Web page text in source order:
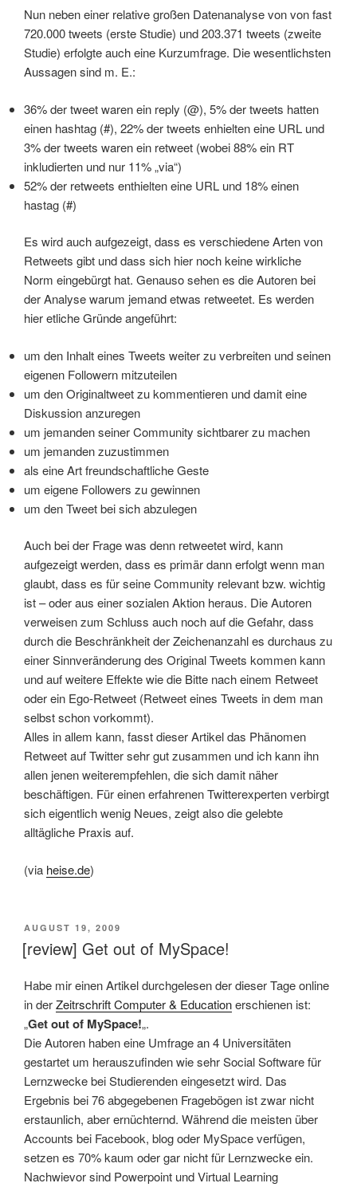
Nun neben einer relative großen Datenanalyse von von fast
720.000 tweets (erste Studie) und 203.371 tweets (zweite
Studie) erfolgte auch eine Kurzumfrage. Die wesentlichsten
Aussagen sind m. E.:
36% der tweet waren ein reply (@), 5% der tweets hatten
einen hashtag (#), 22% der tweets enhielten eine URL und
3% der tweets waren ein retweet (wobei 88% ein RT
inkludierten und nur 11% „via“)
52% der retweets enthielten eine URL und 18% einen
hastag (#)
Es wird auch aufgezeigt, dass es verschiedene Arten von
Retweets gibt und dass sich hier noch keine wirkliche
Norm eingebürgt hat. Genauso sehen es die Autoren bei
der Analyse warum jemand etwas retweetet. Es werden
hier etliche Gründe angeführt:
um den Inhalt eines Tweets weiter zu verbreiten und seinen
eigenen Followern mitzuteilen
um den Originaltweet zu kommentieren und damit eine
Diskussion anzuregen
um jemanden seiner Community sichtbarer zu machen
um jemanden zuzustimmen
als eine Art freundschaftliche Geste
um eigene Followers zu gewinnen
um den Tweet bei sich abzulegen
Auch bei der Frage was denn retweetet wird, kann
aufgezeigt werden, dass es primär dann erfolgt wenn man
glaubt, dass es für seine Community relevant bzw. wichtig
ist – oder aus einer sozialen Aktion heraus. Die Autoren
verweisen zum Schluss auch noch auf die Gefahr, dass
durch die Beschränkheit der Zeichenanzahl es durchaus zu
einer Sinnveränderung des Original Tweets kommen kann
und auf weitere Effekte wie die Bitte nach einem Retweet
oder ein Ego-Retweet (Retweet eines Tweets in dem man
selbst schon vorkommt).
Alles in allem kann, fasst dieser Artikel das Phänomen
Retweet auf Twitter sehr gut zusammen und ich kann ihn
allen jenen weiterempfehlen, die sich damit näher
beschäftigen. Für einen erfahrenen Twitterexperten verbirgt
sich eigentlich wenig Neues, zeigt also die gelebte
alltägliche Praxis auf.
(via heise.de)
VERÖFFENTLICHT
AM
AUGUST 19, 2009
[review] Get out of MySpace!
Habe mir einen Artikel durchgelesen der dieser Tage online
in derZeitrschrift Computer & Educationerschienen ist:
„Get out of MySpace!„.
Die Autoren haben eine Umfrage an 4 Universitäten
gestartet um herauszufinden wie sehr Social Software für
Lernzwecke bei Studierenden eingesetzt wird. Das
Ergebnis bei 76 abgegebenen Fragebögen ist zwar nicht
erstaunlich, aber ernüchternd. Während die meisten über
Accounts bei Facebook, blog oder MySpace verfügen,
setzen es 70% kaum oder gar nicht für Lernzwecke ein.
Nachwievor sind Powerpoint und Virtual Learning